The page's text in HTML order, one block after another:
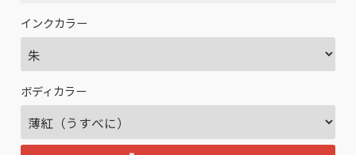
インクカラー
ボディカラー